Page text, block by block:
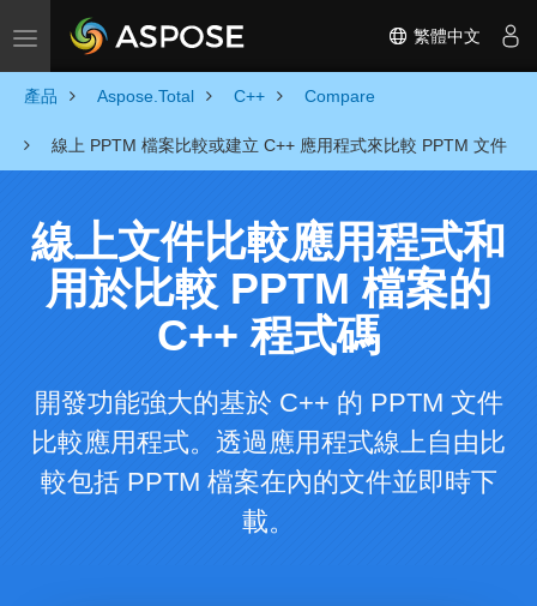
Toggle navigation 繁體中文
產品 Aspose.Total C++ Compare
線上 PPTM 檔案比較或建立 C++ 應用程式來比較 PPTM 文件
線上文件比較應用程式和
用於比較 PPTM 檔案的
C++ 程式碼
開發功能強大的基於 C++ 的 PPTM 文件
比較應用程式。透過應用程式線上自由比
較包括 PPTM 檔案在內的文件並即時下
載。